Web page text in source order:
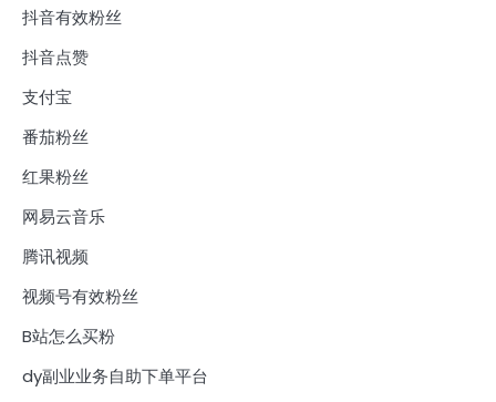
抖音有效粉丝
抖音点赞
支付宝
番茄粉丝
红果粉丝
网易云音乐
腾讯视频
视频号有效粉丝
B站怎么买粉
dy副业业务自助下单平台